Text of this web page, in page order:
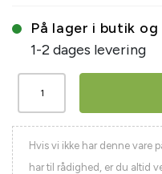
På lager i butik og
1-2 dages levering
Hvis vi ikke har denne vare
har til rådighed, er du altid